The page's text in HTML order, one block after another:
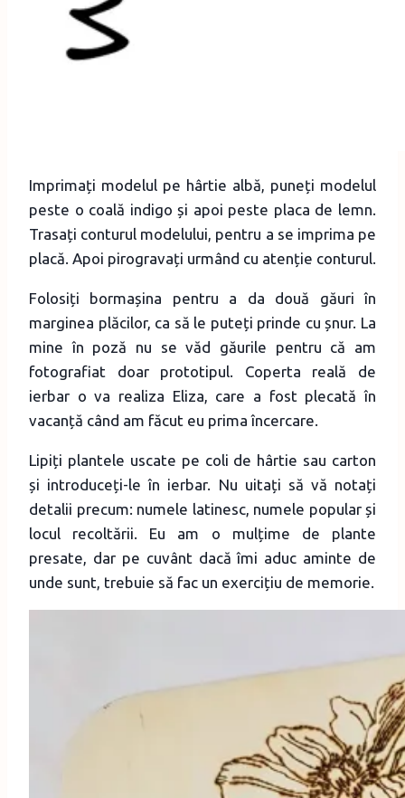
Imprimați modelul pe hârtie albă, puneți modelul
peste o coală indigo și apoi peste placa de lemn.
Trasați conturul modelului, pentru a se imprima pe
placă. Apoi pirogravați urmând cu atenție conturul.
Folosiți bormașina pentru a da două găuri în
marginea plăcilor, ca să le puteți prinde cu șnur. La
mine în poză nu se văd găurile pentru că am
fotografiat doar prototipul. Coperta reală de
ierbar o va realiza Eliza, care a fost plecată în
vacanță când am făcut eu prima încercare.
Lipiți plantele uscate pe coli de hârtie sau carton
și introduceți-le în ierbar. Nu uitați să vă notați
detalii precum: numele latinesc, numele popular și
locul recoltării. Eu am o mulțime de plante
presate, dar pe cuvânt dacă îmi aduc aminte de
unde sunt, trebuie să fac un exercițiu de memorie.